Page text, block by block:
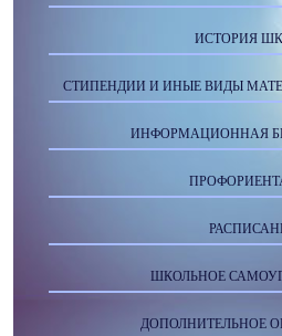
ИСТОРИЯ
СТИПЕНДИИ И ИНЫЕ ВИДЫ
ИНФОРМАЦИОННАЯ
ШКОЛЬНОЕ
ДОПОЛНИТЕЛЬНОЕ